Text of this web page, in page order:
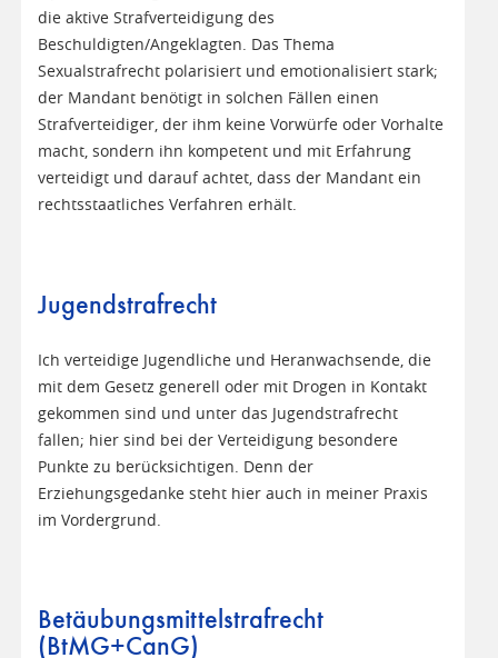
die aktive Strafverteidigung des
Beschuldigten/Angeklagten. Das Thema
Sexualstrafrecht polarisiert und emotionalisiert stark;
der Mandant benötigt in solchen Fällen einen
Strafverteidiger, der ihm keine Vorwürfe oder Vorhalte
macht, sondern ihn kompetent und mit Erfahrung
verteidigt und darauf achtet, dass der Mandant ein
rechtsstaatliches Verfahren erhält.
Jugendstrafrecht
Ich verteidige Jugendliche und Heranwachsende, die
mit dem Gesetz generell oder mit Drogen in Kontakt
gekommen sind und unter das Jugendstrafrecht
fallen; hier sind bei der Verteidigung besondere
Punkte zu berücksichtigen. Denn der
Erziehungsgedanke steht hier auch in meiner Praxis
im Vordergrund.
Betäubungsmittelstrafrecht
(BtMG+CanG)